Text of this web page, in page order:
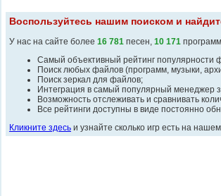
Воспользуйтесь нашим поиском и
У нас на сайте более 16 781 песен, 10 171
Самый объективный рейтинг популярности
Поиск любых файлов (программ, музыки,
Поиск зеркал для файлов;
Интеграция в самый популярный менеджер
Возможность отслеживать и сравнивать
Все рейтинги доступны в виде постоянно
Кликните здесь и узнайте сколько игр есть на